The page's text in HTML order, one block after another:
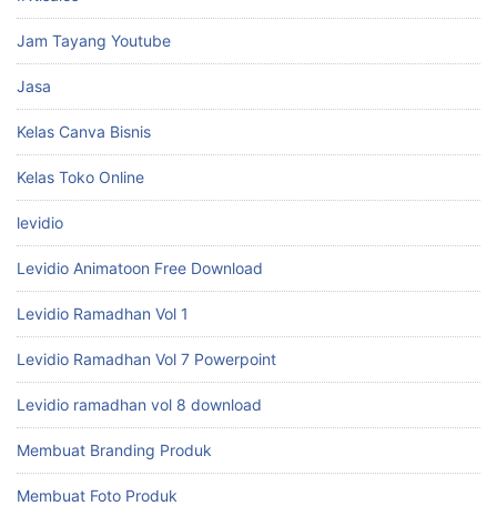
Jam Tayang Youtube
Jasa
Kelas Canva Bisnis
Kelas Toko Online
levidio
Levidio Animatoon Free Download
Levidio Ramadhan Vol 1
Levidio Ramadhan Vol 7 Powerpoint
Levidio ramadhan vol 8 download
Membuat Branding Produk
Membuat Foto Produk